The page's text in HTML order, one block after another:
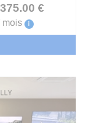
375.00 €
mois i